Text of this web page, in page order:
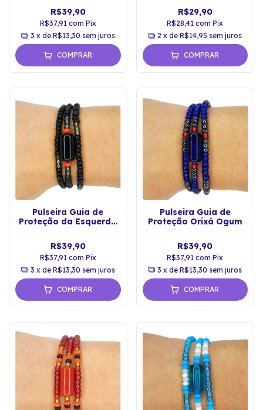
R$39,90
R$37,91 com Pix
3 x de R$13,30 sem juros
COMPRAR
Ouro
R$29,90
R$28,41com Pix
2 x deR$14,95 sem juros
COMPRAR
Pulseira Guia de
Proteção da Esquerda
R$39,90
R$37,91 com Pix
3 x de R$13,30 sem juros
COMPRAR
Pulseira Guia de
Proteção Orixá Ogum
R$39,90
R$37,91com Pix
3 x deR$13,30 sem juros
COMPRAR